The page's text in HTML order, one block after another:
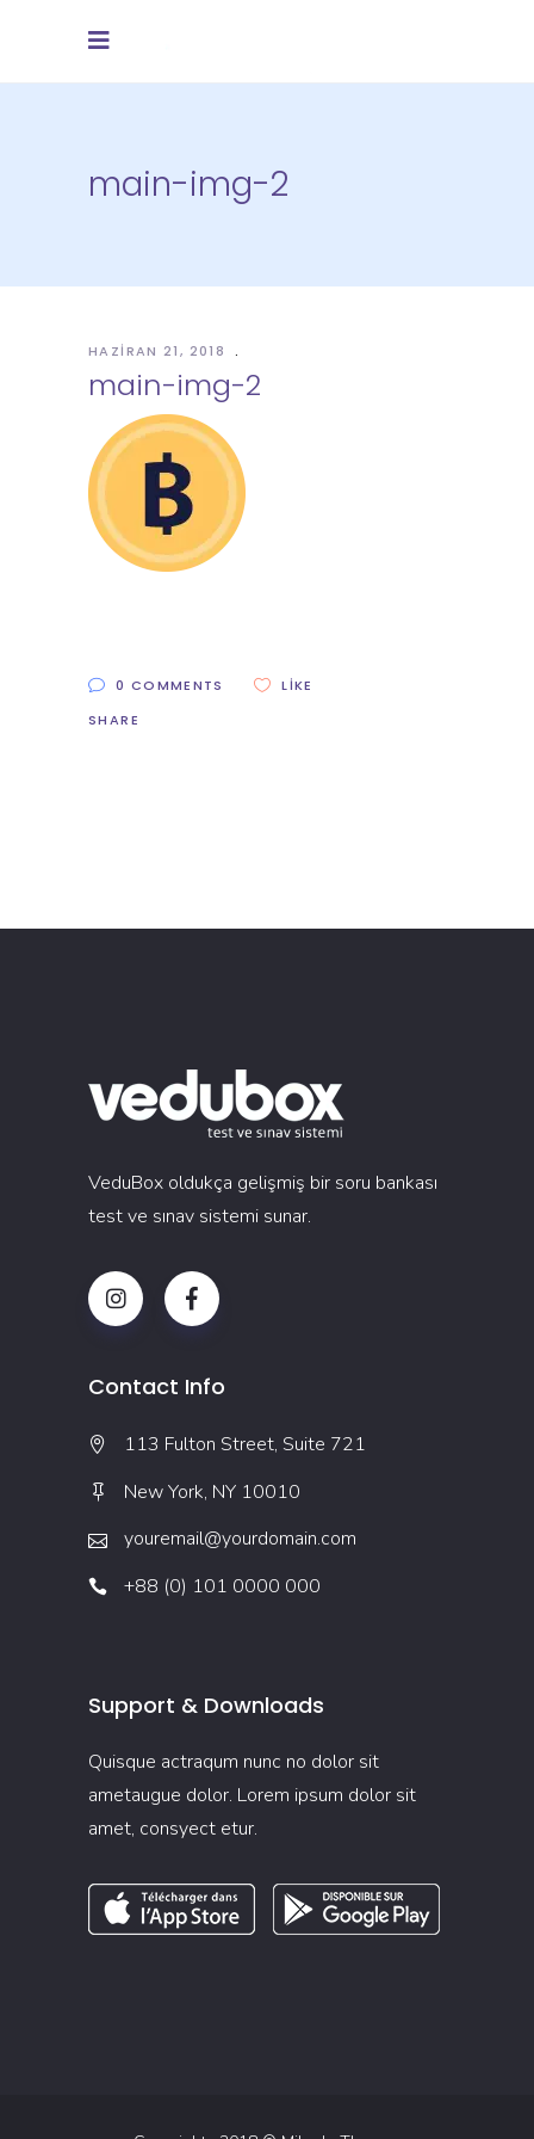
main-img-2
HAZIRAN 21, 2018
main-img-2
0 COMMENTS
LIKE
SHARE
VeduBox oldukça gelişmiş bir soru bankası
test ve sınav sistemi sunar.
Contact Info
113 Fulton Street, Suite 721
New York, NY 10010
youremail@yourdomain.com
+88 (0) 101 0000 000
Support & Downloads
Quisque actraqum nunc no dolor sit
ametaugue dolor. Lorem ipsum dolor sit
amet, consyect etur.